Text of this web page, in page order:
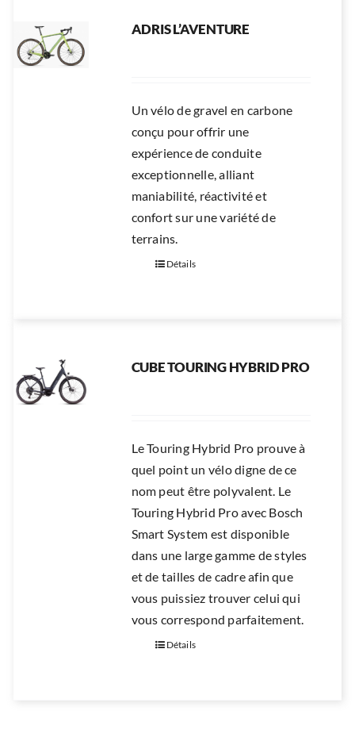
ADRIS L’AVENTURE
Un vélo de gravel en carbone
conçu pour offrir une
expérience de conduite
exceptionnelle, alliant
maniabilité, réactivité et
confort sur une variété de
terrains.
Détails
CUBE TOURING HYBRID PRO
Le Touring Hybrid Pro prouve à
quel point un vélo digne de ce
nom peut être polyvalent. Le
Touring Hybrid Pro avec Bosch
Smart System est disponible
dans une large gamme de styles
et de tailles de cadre afin que
vous puissiez trouver celui qui
vous correspond parfaitement.
Détails